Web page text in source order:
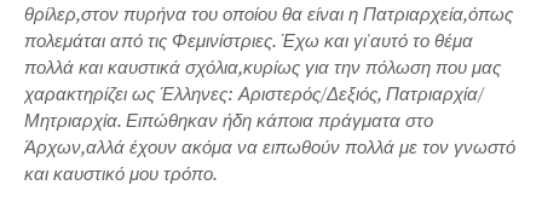
θρίλερ,στον πυρήνα του οποίου θα είναι η Πατριαρχεία,όπως
πολεμάται από τις Φεμινίστριες. Έχω και γι'αυτό το θέμα
πολλά και καυστικά σχόλια,κυρίως για την πόλωση που μας
χαρακτηρίζει ως Έλληνες: Αριστερός/Δεξιός, Πατριαρχία/
Μητριαρχία. Ειπώθηκαν ήδη κάποια πράγματα στο
Άρχων,αλλά έχουν ακόμα να ειπωθούν πολλά με τον γνωστό
και καυστικό μου τρόπο.